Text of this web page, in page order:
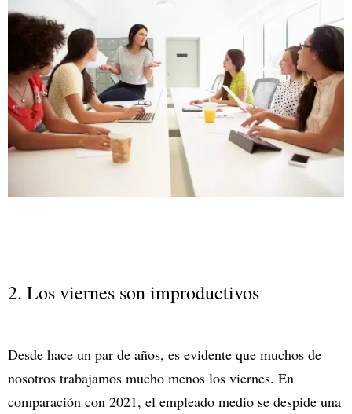
2. Los viernes son improductivos
Desde hace un par de años, es evidente que muchos de
nosotros trabajamos mucho menos los viernes. En
comparación con 2021, el empleado medio se despide una